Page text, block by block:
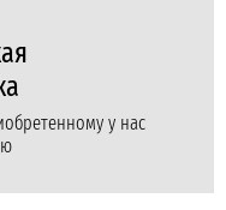
у нас